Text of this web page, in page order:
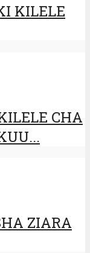
KILELE
CHA
ZIARA